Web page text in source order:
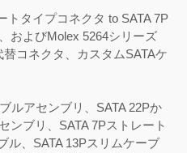
トタイプコネクタ to SATA 7P
およびMolex 5264シリーズ
コネクタ、カスタムSATAケ
ルアセンブリ、SATA 22Pか
ンブリ、SATA 7Pストレート
ル、SATA 13Pスリムケーブ